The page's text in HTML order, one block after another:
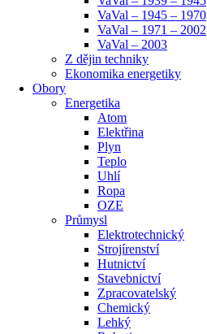
VaVal – 1945 – 1970
VaVal – 1971 – 2002
VaVal – 2003
Z dějin techniky
Ekonomika energetiky
Obory
Energetika
Atom
Elektřina
Plyn
Teplo
Uhlí
Ropa
OZE
Průmysl
Elektrotechnický
Strojírenství
Hutnictví
Stavebnictví
Zpracovatelský
Chemický
Lehký